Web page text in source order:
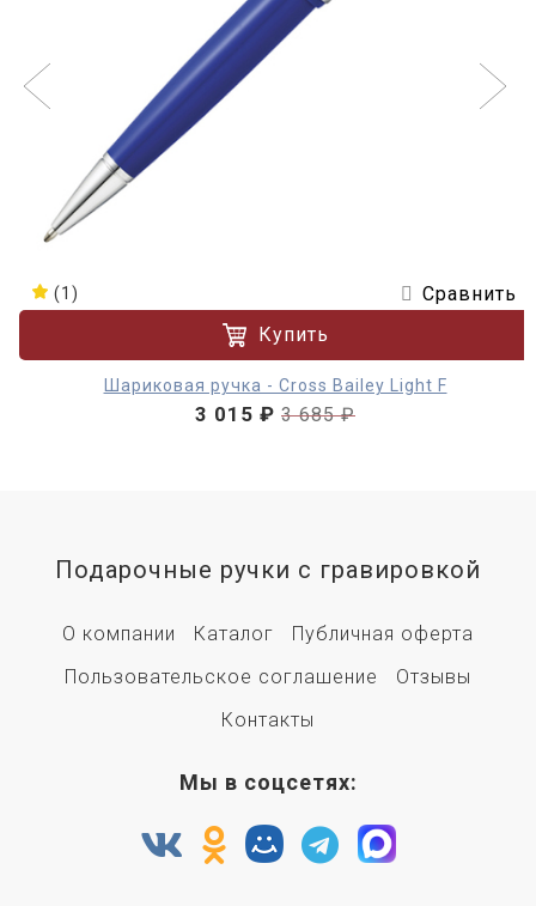
(1)
Сравнить
Купить
Шариковая ручка - Cross Bailey Light F
3 015 ₽ 3 685 ₽
Подарочные ручки с гравировкой
О компании Каталог
Публичная оферта
Пользовательское соглашение
Отзывы
Контакты
Мы в соцсетях: